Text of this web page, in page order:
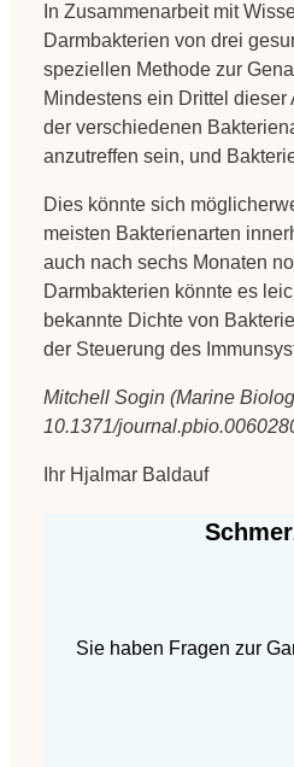
In Zusammenarbeit mit
Darmbakterien von drei
speziellen Methode zur
Mindestens ein Drittel
der verschiedenen
anzutreffen sein, und
Dies könnte sich
meisten Bakterienarten
auch nach sechs Monaten
Darmbakterien könnte es
bekannte Dichte von
der Steuerung des
Mitchell Sogin (Marine
10.1371/
Ihr Hjalmar Baldauf
Sie haben Fragen zur